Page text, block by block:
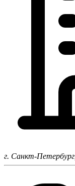
г. Санкт-Петербург,